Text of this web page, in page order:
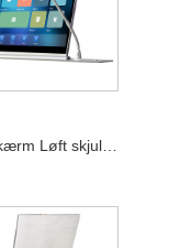
LCD-skærm Løft skjult bord Papirløst konferencesystem